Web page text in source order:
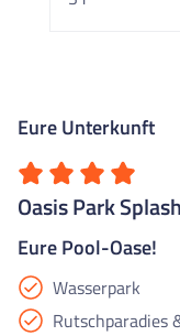
Eure Unterkunft
Oasis Park Splash
Eure Pool-Oase!
Wasserpark
Rutschparadies